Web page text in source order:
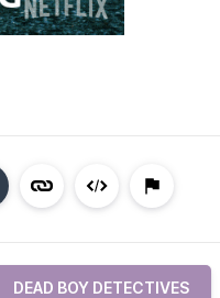
DEAD BOY DETECTIVES